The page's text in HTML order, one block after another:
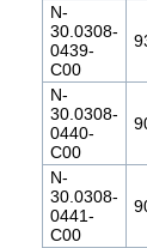
N-
30.0308-
0439-
C00
N-
30.0308-
0440-
C00
N-
30.0308-
0441-
C00